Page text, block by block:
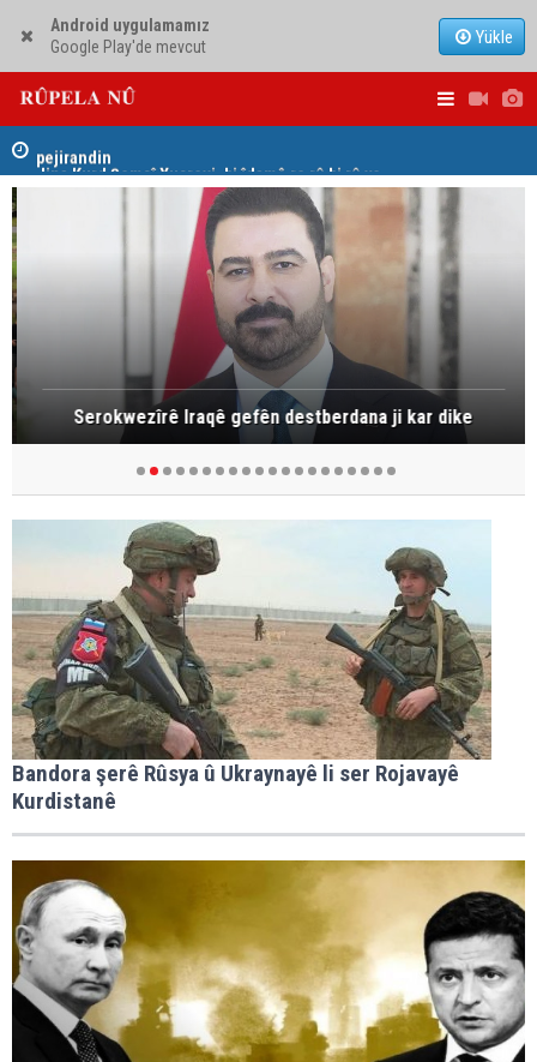
Android uygulamamız
Google Play'de mevcut
Yükle
Jina Kurd Şemsî Xusrevi, bi îdamê re rû bi rû ye
hewldana
Serokwezîrê Iraqê gefên destberdana ji kar dike
Bandora şerê Rûsya û Ukraynayê li ser Rojavayê
Kurdistanê